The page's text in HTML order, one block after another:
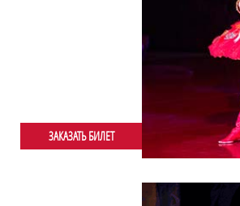
ЗАКАЗАТЬ БИЛЕТ